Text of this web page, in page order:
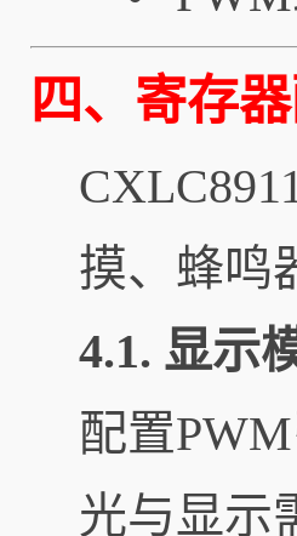
四、寄存
摸、蜂鸣
4.1. 显示
配置
光与显示